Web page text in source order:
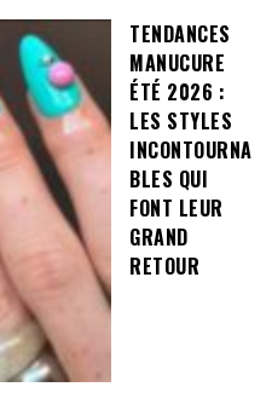
TENDANCES
MANUCURE
ÉTÉ 2026 :
LES STYLES
INCONTOURNA
BLES QUI
FONT LEUR
GRAND
RETOUR